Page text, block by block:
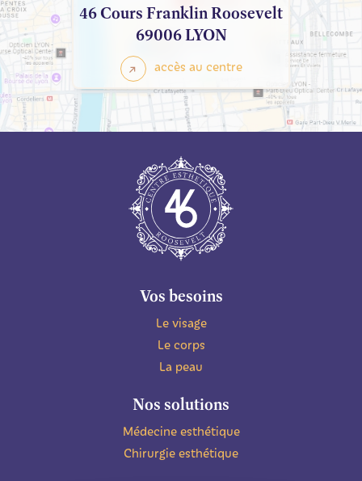
46 Cours Franklin Roosevelt
69006 LYON
accès au centre
Vos besoins
Le visage
Le corps
La peau
Nos solutions
Médecine esthétique
Chirurgie esthétique